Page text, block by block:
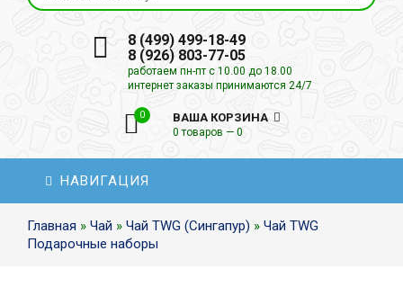
8 (499) 499-18-49
8 (926) 803-77-05
работаем пн-пт с 10.00 до 18.00
интернет заказы принимаются 24/7
0 ВАША КОРЗИНА
0 товаров — 0
НАВИГАЦИЯ
Главная » Чай » Чай TWG (Сингапур) » Чай TWG
Подарочные наборы